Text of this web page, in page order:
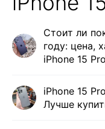
Стоит ли
году: цена,
iPhone 15
iPhone 15
Лучше